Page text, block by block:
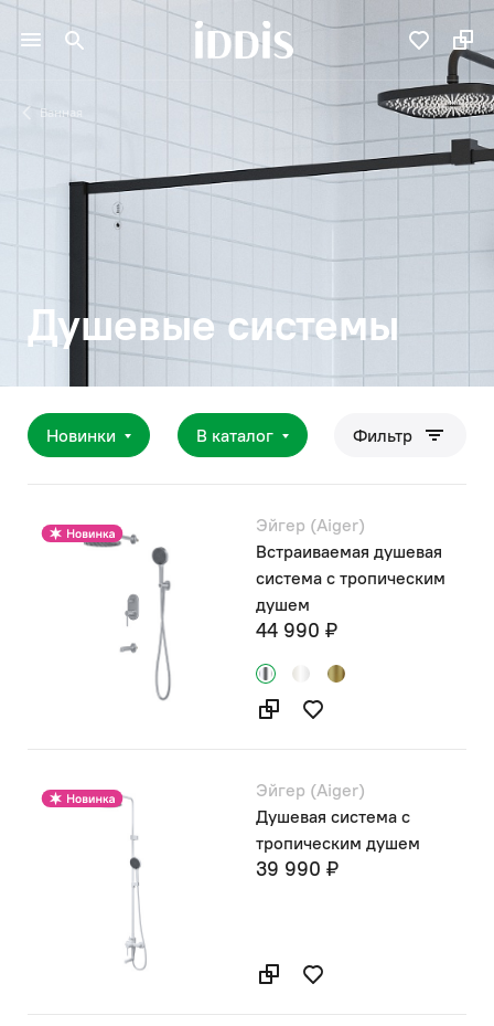
Ванная
Душевые системы
Новинки В каталог Фильтр
Эйгер (Aiger)
Встраиваемая душевая
система с тропическим
душем
44 990 ₽
Эйгер (Aiger)
Душевая система с
тропическим душем
39 990 ₽